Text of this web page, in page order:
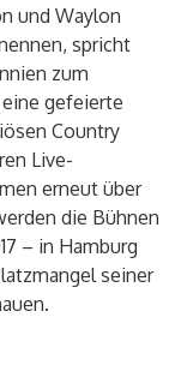
und Waylon
spricht
zum
gefeierte
Country
Live-
erneut über
die Bühnen
– in Hamburg
seiner